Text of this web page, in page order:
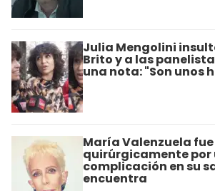
Julia Mengolini
Brito y a las
una nota: "Son unos
María Valenzuela
quirúrgicamente por
complicación en su
encuentra